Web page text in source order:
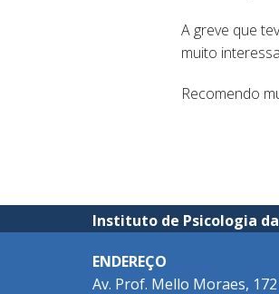
A greve que
muito
Recomendo
Instituto de Psicologia da
ENDEREÇO
Av. Prof. Mello Moraes,